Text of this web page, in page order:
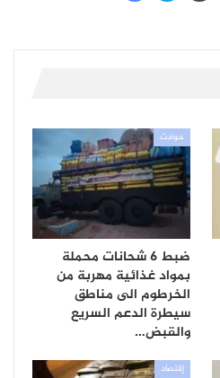
حوادث
ضبط 6 شحانات محملة
بمواد غذائية مهربة من
الخرطوم الى مناطق
سيطرة الدعم السريع
والقبض…
إقتصاد